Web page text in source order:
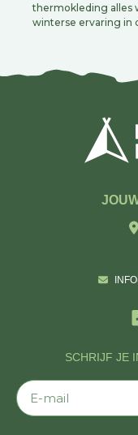
thermokleding alles
winterse ervaring in
SCHRIJF JE
E-mail